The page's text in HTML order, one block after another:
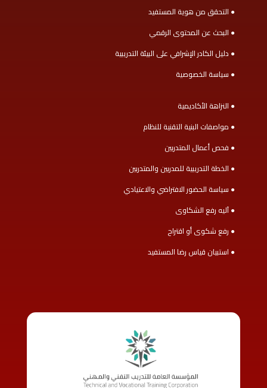
● التحقق من هوية المستفيد
● البحث عن المحتوى الرقمي
● دليل الكادر الإشرافي على البيئة التدريبية
● سياسة الخصوصية
● النزاهة الأكاديمية
● مواصفات البنية التقنية للنظام
● فحص أعمال المتدربين
● الخطة التدريبية للمدربين والمتدربين
● سياسة الحضور الافتراضي والاعتيادي
● آليه رفع الشكاوى
● رفع شكوى أو اقتراح
● استبيان قياس رضا المستفيد